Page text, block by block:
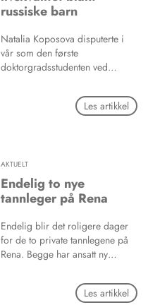
russiske barn
Natalia Koposova disputerte i
vår som den første
doktorgradsstudenten ved
(IKO) i Tromsø. Studien avdekker
at russiske barn har dårligere
Les artikkel
AKTUELT
Endelig to nye
tannleger på Rena
Endelig blir det roligere dager
for de to private tannlegene på
Rena. Begge har ansatt ny
sier Hege Nordvang. - Jeg ser
fram til å få en kollega, sier
Les artikkel